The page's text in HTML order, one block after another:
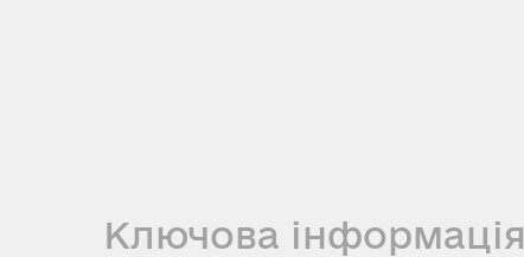
Ключова інформація